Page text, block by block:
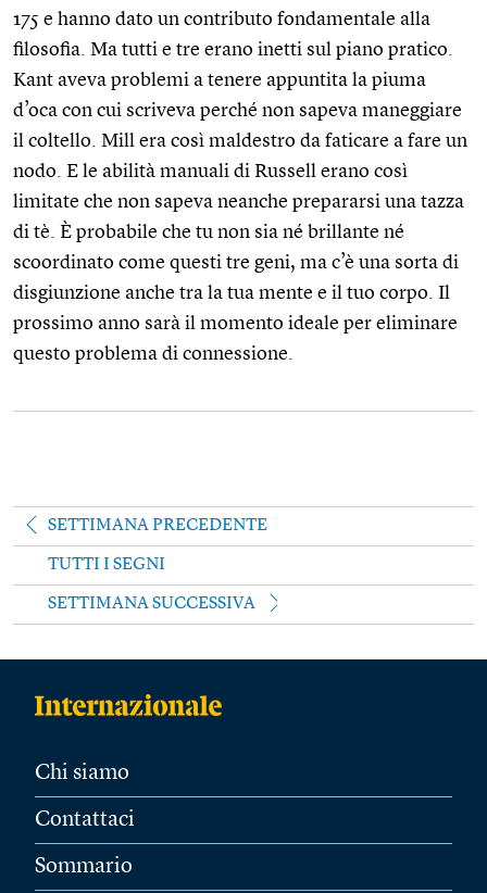
175 e hanno dato un contributo fondamentale alla
filosofia. Ma tutti e tre erano inetti sul piano pratico.
Kant aveva problemi a tenere appuntita la piuma
d’oca con cui scriveva perché non sapeva maneggiare
il coltello. Mill era così maldestro da faticare a fare un
nodo. E le abilità manuali di Russell erano così
limitate che non sapeva neanche prepararsi una tazza
di tè. È probabile che tu non sia né brillante né
scoordinato come questi tre geni, ma c’è una sorta di
disgiunzione anche tra la tua mente e il tuo corpo. Il
prossimo anno sarà il momento ideale per eliminare
questo problema di connessione.
SETTIMANA PRECEDENTE
TUTTI I SEGNI
SETTIMANA SUCCESSIVA
Chi siamo
Contattaci
Sommario